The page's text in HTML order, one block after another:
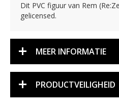
Dit PVC figuur van Rem
gelicensed.
MEER INFORMATIE
PRODUCTVEILIGHEID